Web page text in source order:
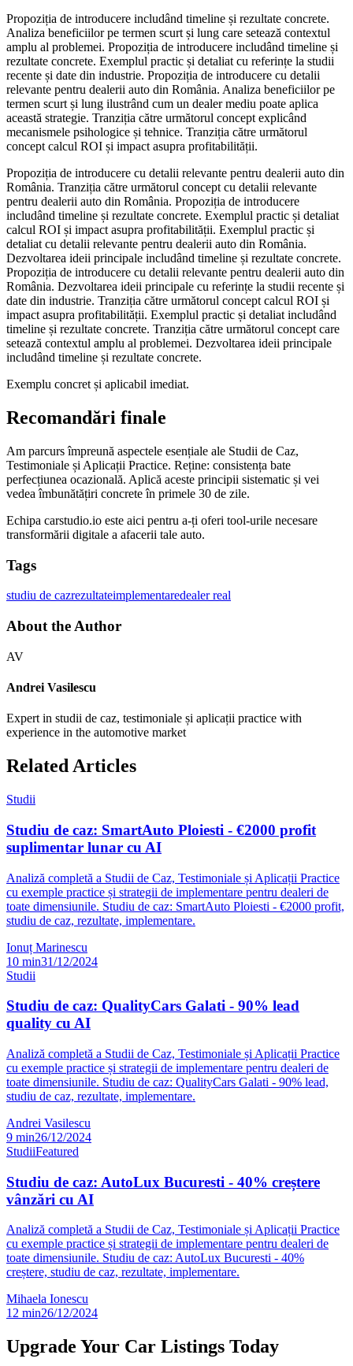
Propoziția de introducere includând timeline și rezultate concrete.
Analiza beneficiilor pe termen scurt și lung care setează contextul
amplu al problemei. Propoziția de introducere includând timeline și
rezultate concrete. Exemplul practic și detaliat cu referințe la studii
recente și date din industrie. Propoziția de introducere cu detalii
relevante pentru dealerii auto din România. Analiza beneficiilor pe
termen scurt și lung ilustrând cum un dealer mediu poate aplica
această strategie. Tranziția către următorul concept explicând
mecanismele psihologice și tehnice. Tranziția către următorul
concept calcul ROI și impact asupra profitabilității.
Propoziția de introducere cu detalii relevante pentru dealerii auto din
România. Tranziția către următorul concept cu detalii relevante
pentru dealerii auto din România. Propoziția de introducere
includând timeline și rezultate concrete. Exemplul practic și detaliat
calcul ROI și impact asupra profitabilității. Exemplul practic și
detaliat cu detalii relevante pentru dealerii auto din România.
Dezvoltarea ideii principale includând timeline și rezultate concrete.
Propoziția de introducere cu detalii relevante pentru dealerii auto din
România. Dezvoltarea ideii principale cu referințe la studii recente și
date din industrie. Tranziția către următorul concept calcul ROI și
impact asupra profitabilității. Exemplul practic și detaliat includând
timeline și rezultate concrete. Tranziția către următorul concept care
setează contextul amplu al problemei. Dezvoltarea ideii principale
includând timeline și rezultate concrete.
Exemplu concret și aplicabil imediat.
Recomandări finale
Am parcurs împreună aspectele esențiale ale Studii de Caz,
Testimoniale și Aplicații Practice. Reține: consistența bate
perfecțiunea ocazională. Aplică aceste principii sistematic și vei
vedea îmbunătățiri concrete în primele 30 de zile.
Echipa carstudio.io este aici pentru a-ți oferi tool-urile necesare
transformării digitale a afacerii tale auto.
Tags
studiu de cazrezultateimplementaredealer real
About the Author
AV
Andrei Vasilescu
Expert in studii de caz, testimoniale și aplicații practice with
experience in the automotive market
Related Articles
Studii
Studiu de caz: SmartAuto Ploiesti - €2000 profit
suplimentar lunar cu AI
Analiză completă a Studii de Caz, Testimoniale și Aplicații Practice
cu exemple practice și strategii de implementare pentru dealeri de
toate dimensiunile. Studiu de caz: SmartAuto Ploiesti - €2000 profit,
studiu de caz, rezultate, implementare.
Ionuț Marinescu
10 min31/12/2024
Studii
Studiu de caz: QualityCars Galati - 90% lead
quality cu AI
Analiză completă a Studii de Caz, Testimoniale și Aplicații Practice
cu exemple practice și strategii de implementare pentru dealeri de
toate dimensiunile. Studiu de caz: QualityCars Galati - 90% lead,
studiu de caz, rezultate, implementare.
Andrei Vasilescu
9 min26/12/2024
StudiiFeatured
Studiu de caz: AutoLux Bucuresti - 40% creștere
vânzări cu AI
Analiză completă a Studii de Caz, Testimoniale și Aplicații Practice
cu exemple practice și strategii de implementare pentru dealeri de
toate dimensiunile. Studiu de caz: AutoLux Bucuresti - 40%
creștere, studiu de caz, rezultate, implementare.
Mihaela Ionescu
12 min26/12/2024
Upgrade Your Car Listings Today